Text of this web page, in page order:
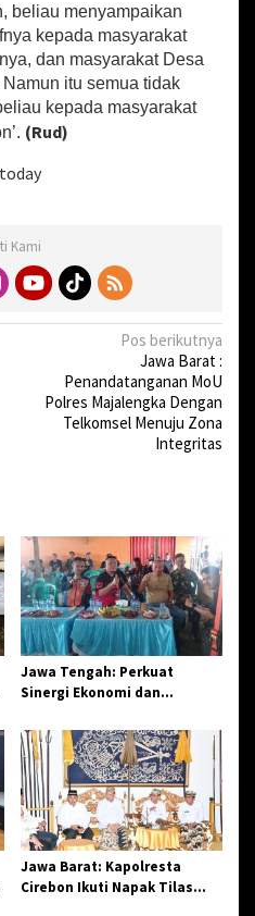
beliau menyampaikan
kepada masyarakat
dan masyarakat Desa
itu semua tidak
kepada masyarakat
(Rud)
Kami
Pos berikutnya
Jawa Barat :
Penandatanganan MoU
Polres Majalengka Dengan
Telkomsel Menuju Zona
Integritas
Jawa Tengah: Perkuat
Sinergi Ekonomi dan
Jangkar Gelar Halal Bi Halal
di Losari
Jawa Barat: Kapolresta
Cirebon Ikuti Napak Tilas